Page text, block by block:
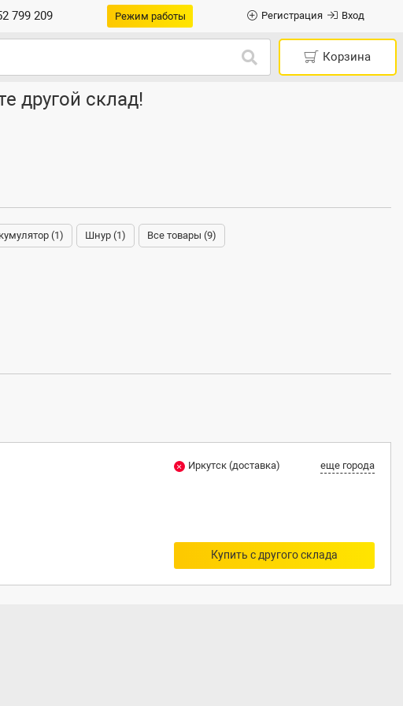
799 209 Режим работы Регистрация Вход
Корзина
другой склад!
(1) Шнур (1) Все товары (9)
Иркутск (доставка) еще города
Купить с другого склада